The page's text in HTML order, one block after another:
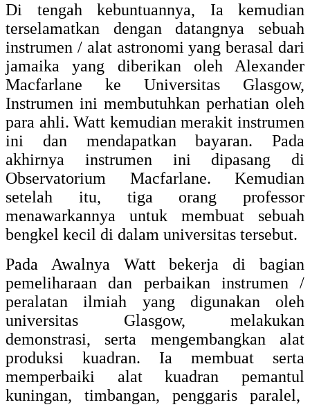
Di tengah kebuntuannya, Ia kemudian
terselamatkan dengan datangnya sebuah
instrumen / alat astronomi yang berasal dari
jamaika yang diberikan oleh Alexander
Macfarlane ke Universitas Glasgow,
Instrumen ini membutuhkan perhatian oleh
para ahli. Watt kemudian merakit instrumen
ini dan mendapatkan bayaran. Pada
akhirnya instrumen ini dipasang di
Observatorium Macfarlane. Kemudian
setelah itu, tiga orang professor
menawarkannya untuk membuat sebuah
bengkel kecil di dalam universitas tersebut.
Pada Awalnya Watt bekerja di bagian
pemeliharaan dan perbaikan instrumen /
peralatan ilmiah yang digunakan oleh
universitas Glasgow, melakukan
demonstrasi, serta mengembangkan alat
produksi kuadran. Ia membuat serta
memperbaiki alat kuadran pemantul
kuningan, timbangan, penggaris paralel,